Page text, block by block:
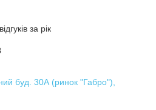
за рік
буд. 30А (ринок "Габро"),